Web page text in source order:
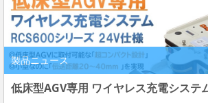
製品ニュース
低床型AGV専用 ワイヤレス充電システ